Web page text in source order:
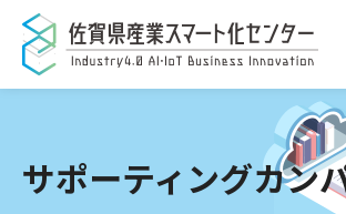
サポーティングカン